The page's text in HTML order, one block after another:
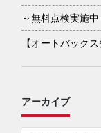
～無料点検実施中
【オートバック
アーカイブ